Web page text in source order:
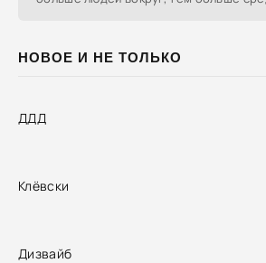
НОВОЕ И НЕ ТОЛЬКО
ДДД
Клёвски
Дизвайб